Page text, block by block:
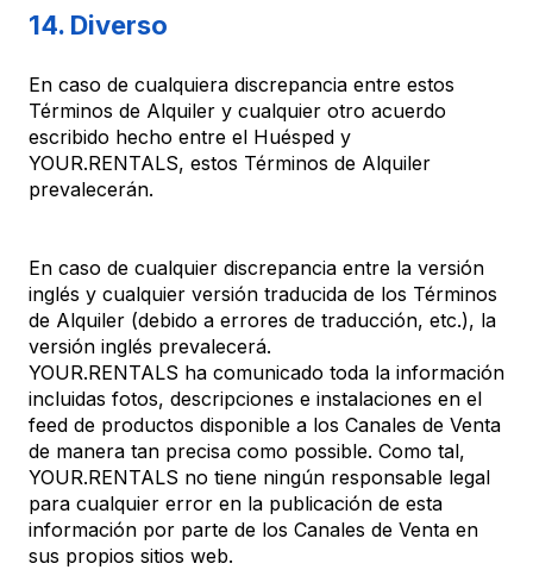
14. Diverso
En caso de cualquiera discrepancia entre estos
Términos de Alquiler y cualquier otro acuerdo
escribido hecho entre el Huésped y
YOUR.RENTALS, estos Términos de Alquiler
prevalecerán.
En caso de cualquier discrepancia entre la versión
inglés y cualquier versión traducida de los Términos
de Alquiler (debido a errores de traducción, etc.), la
versión inglés prevalecerá.
YOUR.RENTALS ha comunicado toda la información
incluidas fotos, descripciones e instalaciones en el
feed de productos disponible a los Canales de Venta
de manera tan precisa como possible. Como tal,
YOUR.RENTALS no tiene ningún responsable legal
para cualquier error en la publicación de esta
información por parte de los Canales de Venta en
sus propios sitios web.